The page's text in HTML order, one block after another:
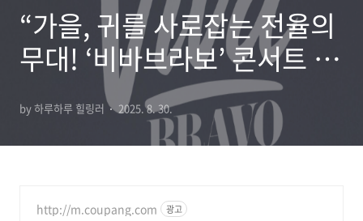
“가을, 귀를 사로잡는 전율의
무대! ‘비바브라보’ 콘서트 –
명품 보컬 4인의 가왕 축제,
서울 경희대에서 펼쳐진다”
by 하루하루 힐링러 2025. 8. 30.
http://m.coupang.com 광고